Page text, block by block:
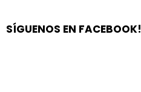
SÍGUENOS EN FACEBOOK!